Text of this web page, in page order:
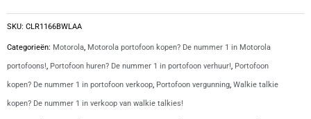
SKU: CLR1166BWLAA
Categorieën: Motorola, Motorola portofoon kopen? De nummer 1 in Motorola
portofoons!, Portofoon huren? De nummer 1 in portofoon verhuur!, Portofoon
kopen? De nummer 1 in portofoon verkoop, Portofoon vergunning, Walkie talkie
kopen? De nummer 1 in verkoop van walkie talkies!